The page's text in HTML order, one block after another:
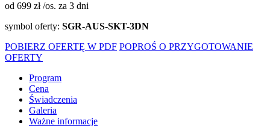
od 699 zł /os. za 3 dni
symbol oferty: SGR-AUS-SKT-3DN
POBIERZ OFERTĘ W PDF POPROŚ O PRZYGOTOWANIE
OFERTY
Program
Cena
Świadczenia
Galeria
Ważne informacje